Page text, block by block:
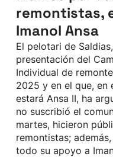
remontistas,
Imanol Ansa
El pelotari de
presentación del
Individual de
2025 y en el que, en
estará Ansa II, ha
no suscribió el
martes, hicieron
remontistas;
todo su apoyo a